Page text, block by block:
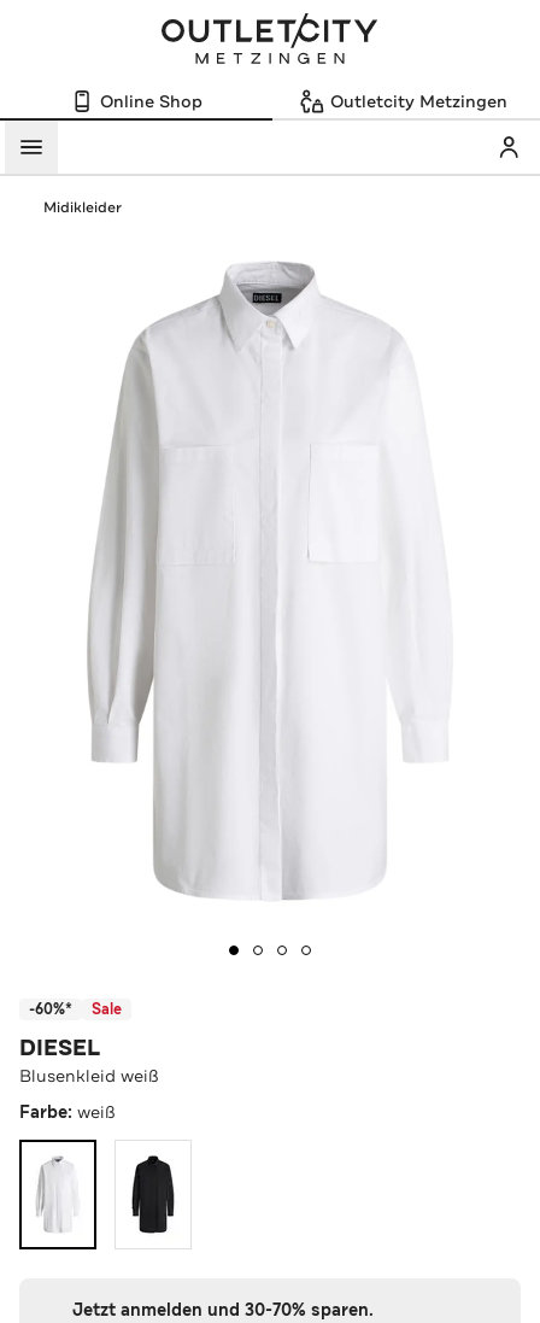
Online Shop Outletcity Metzingen
Menü
Midikleider
-60%* Sale
DIESEL
Blusenkleid weiß
Farbe: weiß
Jetzt anmelden und 30-70% sparen.